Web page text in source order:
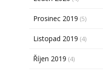
Prosinec 2019 (5)
Listopad 2019 (4)
Říjen 2019 (4)